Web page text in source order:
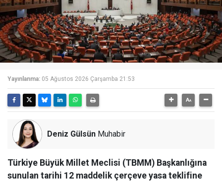
Yayınlanma: 05 Ağustos 2026 Çarşamba 21:53
Deniz Gülsün Muhabir
Türkiye Büyük Millet Meclisi (TBMM) Başkanlığına
sunulan tarihi 12 maddelik çerçeve yasa teklifine